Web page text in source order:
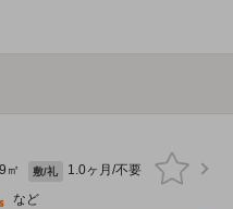
㎡ 敷/礼
1.0ヶ月/不要
など